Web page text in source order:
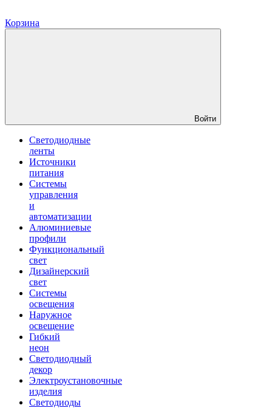
Корзина
Войти
Светодиодные
ленты
Источники
питания
Системы
управления
и
автоматизации
Алюминиевые
профили
Функциональный
свет
Дизайнерский
свет
Системы
освещения
Наружное
освещение
Гибкий
неон
Светодиодный
декор
Электроустановочные
изделия
Светодиоды